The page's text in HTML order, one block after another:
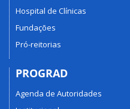
Hospital de Clínicas
Fundações
Pró-reitorias
PROGRAD
Agenda de Autoridades